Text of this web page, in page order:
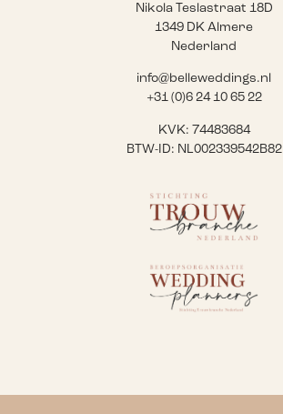
Nikola Teslastraat 18D
1349 DK Almere
Nederland
info@belleweddings.nl
+31 (0)6 24 10 65 22
KVK: 74483684
BTW-ID: NL002339542B82